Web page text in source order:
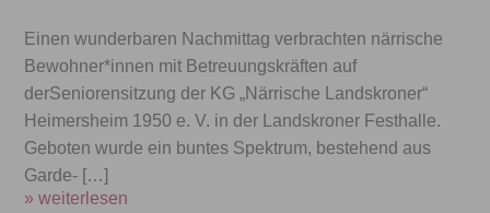
Einen wunderbaren Nachmittag verbrachten närrische
Bewohner*innen mit Betreuungskräften auf
derSeniorensitzung der KG „Närrische Landskroner“
Heimersheim 1950 e. V. in der Landskroner Festhalle.
Geboten wurde ein buntes Spektrum, bestehend aus
Garde- […]
» weiterlesen